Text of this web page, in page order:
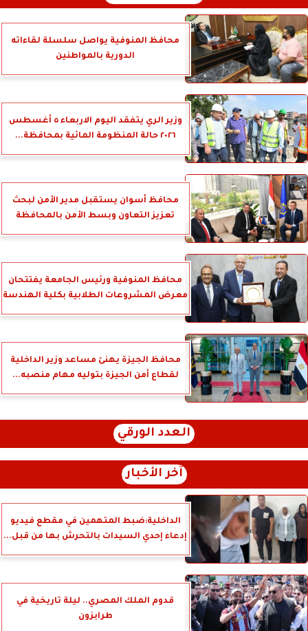
محافظ المنوفية يواصل سلسلة لقاءاته
الدورية بالمواطنين
وزير الري يتفقد اليوم الاربعاء ٥ أغسطس
٢٠٢٦ حالة المنظومة المائية بمحافظة...
محافظ أسوان يستقبل مدير الأمن لبحث
تعزيز التعاون وبسط الأمن بالمحافظة
محافظ المنوفية ورئيس الجامعة يفتتحان
معرض المشروعات الطلابية بكلية الهندسة
محافظ الجيزة يهنئ مساعد وزير الداخلية
لقطاع أمن الجيزة بتوليه مهام منصبه...
العدد الورقي
آخر الأخبار
الداخلية:ضبط المتهمين في مقطع فيديو
إدعاء إحدي السيدات بالتحرش بها من قبل...
قدوم الملك المصري.. ليلة تاريخية في
طرابزون